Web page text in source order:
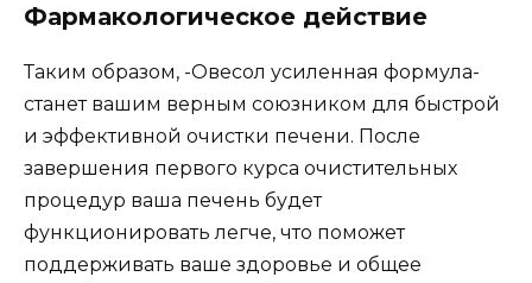
Фармакологическое действие
Таким образом, -Овесол усиленная формула-
станет вашим верным союзником для быстрой
и эффективной очистки печени. После
завершения первого курса очистительных
процедур ваша печень будет
функционировать легче, что поможет
поддерживать ваше здоровье и общее